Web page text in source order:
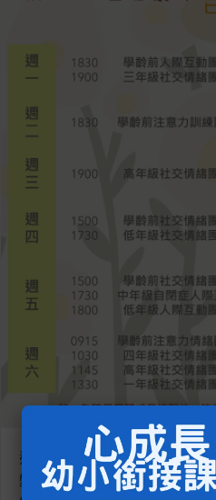
這裡可以輸入標題、內文，也
變化，若您想要插入圖片，或